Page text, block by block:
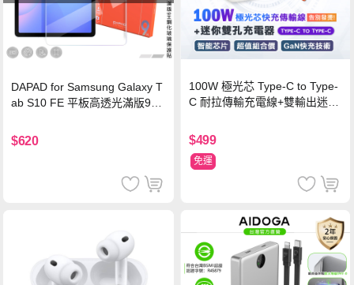
DAPAD for Samsung Galaxy T
ab S10 FE 平板高透光滿版9H
$620
100W 極光芯 Type-C to Type-
C 耐拉傳輸充電線+雙輸出迷你
$499
免運